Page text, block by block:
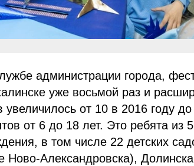
администрации города,
уже восьмой раз и
увеличилось от 10 в 2016 году
от 6 до 18 лет. Это ребята из
в том числе 22 детских
Ново-Александровска),